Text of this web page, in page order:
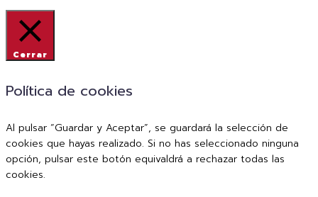
Cerrar
Política de cookies
Al pulsar “Guardar y Aceptar”, se guardará la selección de
cookies que hayas realizado. Si no has seleccionado ninguna
opción, pulsar este botón equivaldrá a rechazar todas las
cookies.